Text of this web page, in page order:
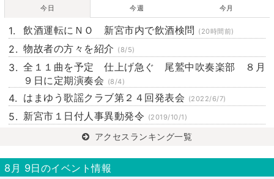
今日 今週 今月
飲酒運転にＮＯ 新宮市内で飲酒検問 (20時間前)
物故者の方々を紹介 (8/5)
全１１曲を予定 仕上げ急ぐ 尾鷲中吹奏楽部 ８月
９日に定期演奏会 (8/4)
はまゆう歌謡クラブ第２４回発表会 (2022/6/7)
新宮市１日付人事異動発令 (2019/10/1)
アクセスランキング一覧
8月 9日のイベント情報